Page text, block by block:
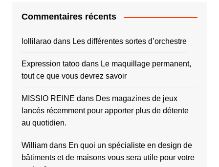
Commentaires récents
lollilaraodans Les différentes sortes d’orchestre
Expression tatoodans Le maquillage permanent,
tout ce que vous devrez savoir
MISSIO REINE dans Des magazines de jeux
lancés récemment pour apporter plus de détente
au quotidien.
Williamdans En quoi un spécialiste en design de
bâtiments et de maisons vous sera utile pour votre